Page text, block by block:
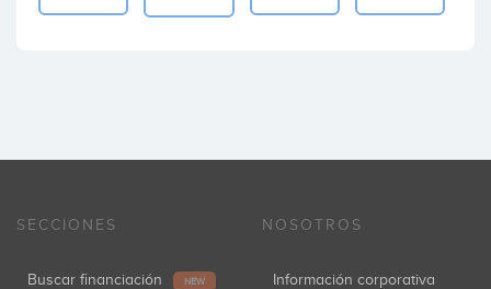
SECCIONES
Buscar financiación NEW
NOSOTROS
Información corporativa